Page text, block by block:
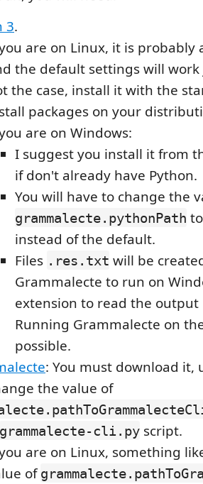
3.
are on Linux, it is probably
the default settings will
the case, install it with the
packages on your
are on Windows:
I suggest you install it from
if don't already have Python.
You will have to change the
grammalecte.pythonPath
instead of the default.
Files .res.txt will be
Grammalecte to run on
extension to read the output
Running Grammalecte on
possible.
: You must download it,
the value of
grammalecte-cli.py script.
are on Linux, something
of